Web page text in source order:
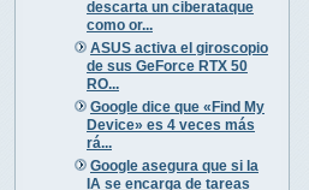
descarta un ciberataque
como or...
ASUS activa el giroscopio
de sus GeForce RTX 50
RO...
Google dice que «Find My
Device» es 4 veces más
rá...
Google asegura que si la
IA se encarga de tareas